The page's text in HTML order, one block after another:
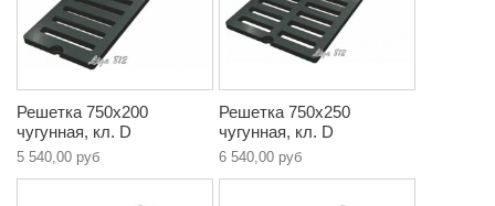
Решетка 750х200
чугунная, кл. D
5 540,00 руб
Решетка 750х250
чугунная, кл. D
6 540,00 руб